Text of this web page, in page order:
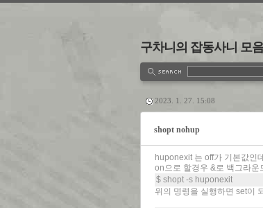
구차니의 잡동사니 모음
2023. 1. 27. 15:08
shopt nohup
huponexit 는 off가 기본값인데
on으로 할경우 &로 백그라운
$ shopt -s huponexit
위의 명령을 실행하면 set이